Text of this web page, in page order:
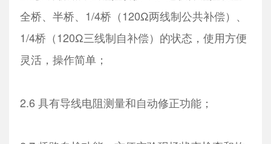
全桥、半桥、1/4桥（120Ω两线制公共补偿）、
1/4桥（120Ω三线制自补偿）的状态，使用方便
灵活，操作简单；
2.6 具有导线电阻测量和自动修正功能；